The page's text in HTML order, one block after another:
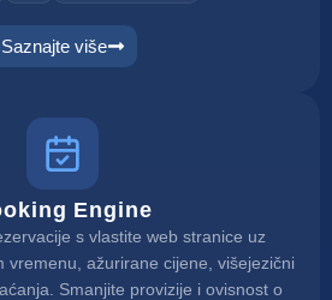
Saznajte više
Engine
s vlastite web stranice uz
vremenu, ažurirane cijene, višejezični
Smanjite provizije i ovisnost o